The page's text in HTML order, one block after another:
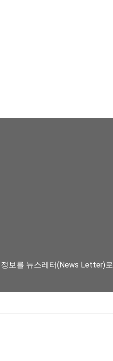
보를 뉴스레터(News Letter)로